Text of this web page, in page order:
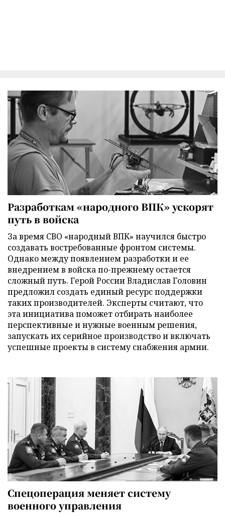
Разработкам «народного ВПК» ускорят
путь в войска
За время СВО «народный ВПК» научился быстро
создавать востребованные фронтом системы.
Однако между появлением разработки и ее
внедрением в войска по-прежнему остается
сложный путь. Герой России Владислав Головин
предложил создать единый ресурс поддержки
таких производителей. Эксперты считают, что
эта инициатива поможет отбирать наиболее
перспективные и нужные военным решения,
запускать их серийное производство и включать
успешные проекты в систему снабжения армии.
Спецоперация меняет систему
военного управления